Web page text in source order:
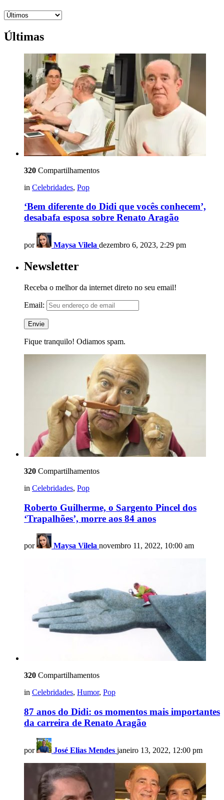
Últimas
320 Compartilhamentos
in Celebridades, Pop
‘Bem diferente do Didi que vocês conhecem’,
desabafa esposa sobre Renato Aragão
por Maysa Vilela dezembro 6, 2023, 2:29 pm
Newsletter
Receba o melhor da internet direto no seu email!
Email:
Fique tranquilo! Odiamos spam.
320 Compartilhamentos
in Celebridades, Pop
Roberto Guilherme, o Sargento Pincel dos
‘Trapalhões’, morre aos 84 anos
por Maysa Vilela novembro 11, 2022, 10:00 am
320 Compartilhamentos
in Celebridades, Humor, Pop
87 anos do Didi: os momentos mais importantes
da carreira de Renato Aragão
por José Elias Mendes janeiro 13, 2022, 12:00 pm